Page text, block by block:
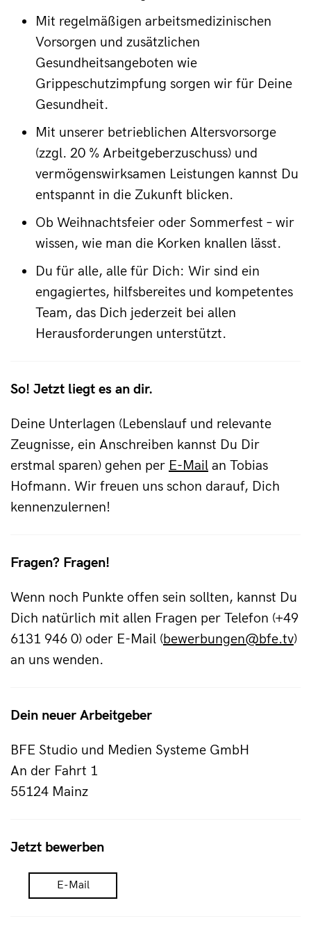
Fragen? Fragen!
Wenn noch Punkte offen sein sollten, kannst Du
Dich natürlich mit allen Fragen per Telefon (+49
6131 946 0) oder E-Mail (bewerbungen@bfe.tv)
an uns wenden.
Mit regelmäßigen arbeitsmedizinischen
Vorsorgen und zusätzlichen
Gesundheitsangeboten wie
Grippeschutzimpfung sorgen wir für Deine
Gesundheit.
Mit unserer betrieblichen Altersvorsorge
(zzgl. 20 % Arbeitgeberzuschuss) und
vermögenswirksamen Leistungen kannst Du
entspannt in die Zukunft blicken.
Ob Weihnachtsfeier oder Sommerfest – wir
wissen, wie man die Korken knallen lässt.
Du für alle, alle für Dich: Wir sind ein
engagiertes, hilfsbereites und kompetentes
Team, das Dich jederzeit bei allen
Herausforderungen unterstützt.
So! Jetzt liegt es an dir.
Deine Unterlagen (Lebenslauf und relevante
Zeugnisse, ein Anschreiben kannst Du Dir
erstmal sparen) gehen per E-Mail an Tobias
Hofmann. Wir freuen uns schon darauf, Dich
kennenzulernen!
Dein neuer Arbeitgeber
BFE Studio und Medien Systeme GmbH
An der Fahrt 1
55124 Mainz
Jetzt bewerben
E-Mail